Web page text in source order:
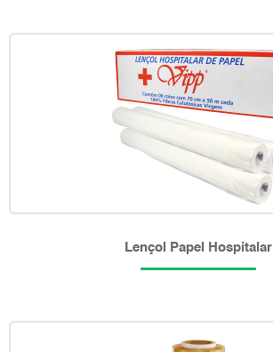
Lençol Papel Hospitalar